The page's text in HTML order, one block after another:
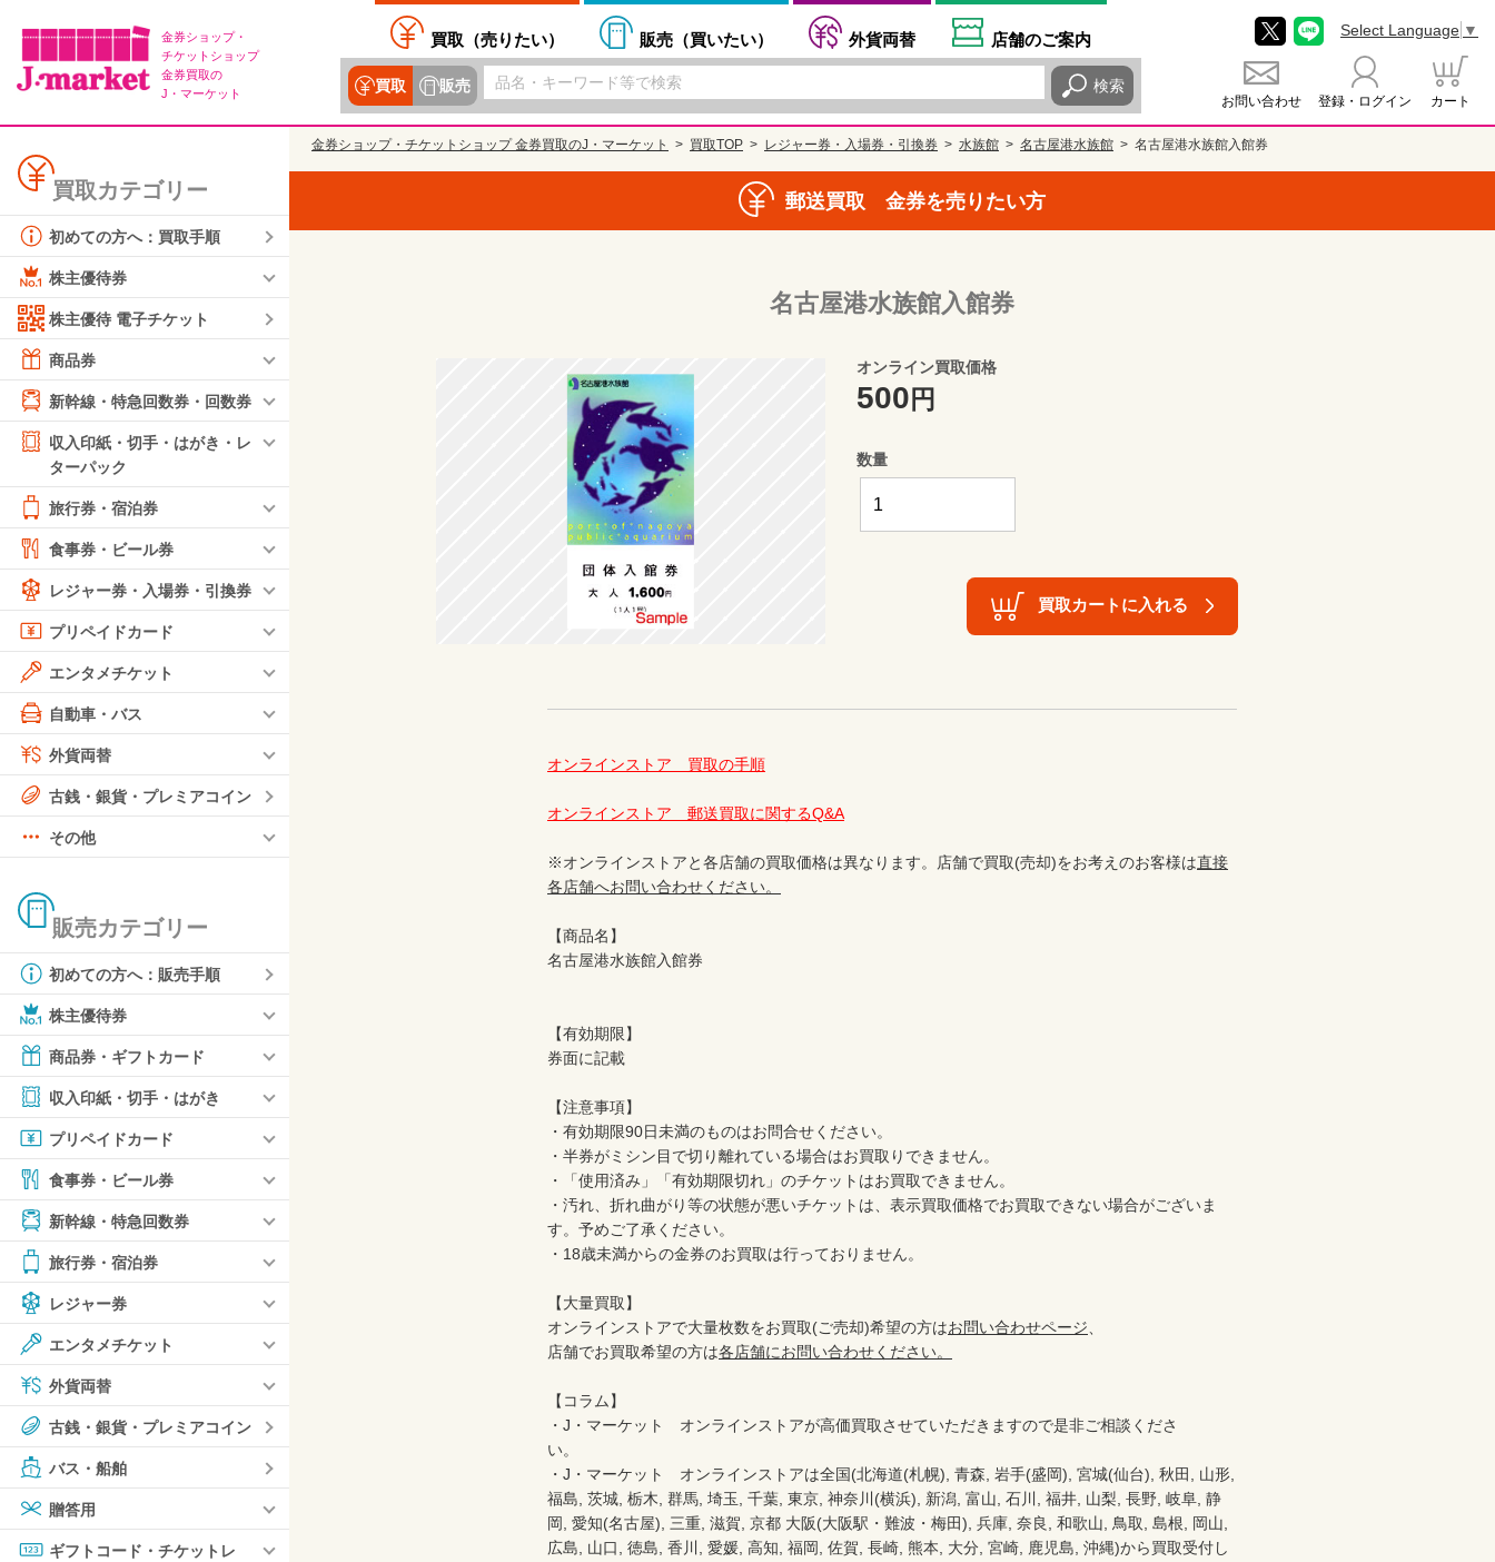
金券ショップ・
チケットショップ
金券買取の
J・マーケット
買取（売りたい） 販売（買いたい） 外貨両替 店舗のご案内
買取 販売 検索
お問い合わせ 登録・ログイン カート
Select Language ▼
買取カテゴリー
初めての方へ：買取手順
株主優待券
株主優待 電子チケット
商品券
新幹線・特急回数券・回数券
収入印紙・切手・はがき・レ
ターパック
旅行券・宿泊券
食事券・ビール券
レジャー券・入場券・引換券
プリペイドカード
エンタメチケット
自動車・バス
外貨両替
古銭・銀貨・プレミアコイン
その他
販売カテゴリー
初めての方へ：販売手順
株主優待券
商品券・ギフトカード
収入印紙・切手・はがき
プリペイドカード
食事券・ビール券
新幹線・特急回数券
旅行券・宿泊券
レジャー券
エンタメチケット
外貨両替
古銭・銀貨・プレミアコイン
バス・船舶
贈答用
ギフトコード・チケットレ
金券ショップ・チケットショップ 金券買取のJ・マーケット 買取TOP レジャー券・入場券・引換券 水族館 名古屋港水族館 名古屋港水族館入館券
郵送買取 金券を売りたい方
名古屋港水族館入館券
オンライン買取価格
500 円
数量
買取カートに入れる
オンラインストア　買取の手順
オンラインストア　郵送買取に関するQ&A
※オンラインストアと各店舗の買取価格は異なります。店舗で買取(売却)をお考えのお客様は直接
各店舗へお問い合わせください。
【商品名】
名古屋港水族館入館券
【有効期限】
券面に記載
【注意事項】
・有効期限90日未満のものはお問合せください。
・半券がミシン目で切り離れている場合はお買取りできません。
・「使用済み」「有効期限切れ」のチケットはお買取できません。
・汚れ、折れ曲がり等の状態が悪いチケットは、表示買取価格でお買取できない場合がございま
す。予めご了承ください。
・18歳未満からの金券のお買取は行っておりません。
【大量買取】
オンラインストアで大量枚数をお買取(ご売却)希望の方はお問い合わせページ、
店舗でお買取希望の方は各店舗にお問い合わせください。
【コラム】
・J・マーケット　オンラインストアが高価買取させていただきますので是非ご相談くださ
い。
・J・マーケット　オンラインストアは全国(北海道(札幌), 青森, 岩手(盛岡), 宮城(仙台), 秋田, 山形,
福島, 茨城, 栃木, 群馬, 埼玉, 千葉, 東京, 神奈川(横浜), 新潟, 富山, 石川, 福井, 山梨, 長野, 岐阜, 静
岡, 愛知(名古屋), 三重, 滋賀, 京都 大阪(大阪駅・難波・梅田), 兵庫, 奈良, 和歌山, 鳥取, 島根, 岡山,
広島, 山口, 徳島, 香川, 愛媛, 高知, 福岡, 佐賀, 長崎, 熊本, 大分, 宮崎, 鹿児島, 沖縄)から買取受付し